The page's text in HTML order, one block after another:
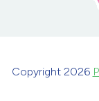
Copyright 2026